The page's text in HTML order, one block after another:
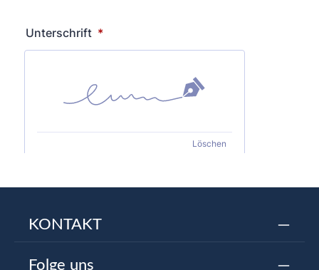
KONTAKT
Folge uns